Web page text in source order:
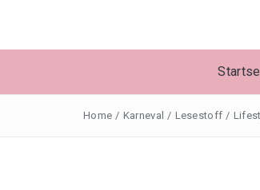
Home / Karneval / Lesestoff /